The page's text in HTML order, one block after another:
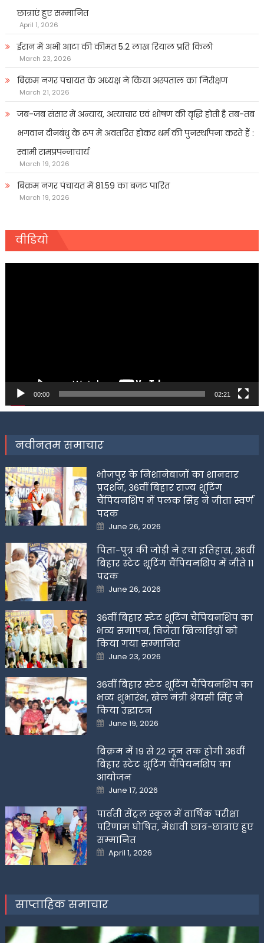
छात्राएं हुए सम्मानित
April 1, 2026
ईरान में अभी आटा की कीमत 5.2 लाख रियाल प्रति किलो
March 23, 2026
बिक्रम नगर पंचायत के अध्यक्ष ने किया अस्पताल का निरीक्षण
March 21, 2026
जब-जब संसार में अन्याय, अत्याचार एवं शोषण की वृद्धि होती है तब-तब
भगवान दीनबंधु के रूप में अवतरित होकर धर्म की पुनर्स्थापना करते हैं :
स्वामी रामप्रपन्नाचार्य
March 19, 2026
बिक्रम नगर पंचायत में 81.59 का बजट पारित
March 19, 2026
वीडियो
00:00 02:21
नवीनतम समाचार
भोजपुर के निशानेबाजों का शानदार
प्रदर्शन, 36वीं बिहार राज्य शूटिंग
चैंपियनशिप में पलक सिंह ने जीता स्वर्ण
पदक
Posted
on
June 26, 2026
पिता-पुत्र की जोड़ी ने रचा इतिहास, 36वीं
बिहार स्टेट शूटिंग चैंपियनशिप में जीते 11
पदक
Posted
on
June 26, 2026
36वीं बिहार स्टेट शूटिंग चैंपियनशिप का
भव्य समापन, विजेता खिलाडिय़ों को
किया गया सम्मानित
Posted
on
June 23, 2026
36वीं बिहार स्टेट शूटिंग चैंपियनशिप का
भव्य शुभारंभ, खेल मंत्री श्रेयसी सिंह ने
किया उद्घाटन
Posted
on
June 19, 2026
बिक्रम में 19 से 22 जून तक होगी 36वीं
बिहार स्टेट शूटिंग चैंपियनशिप का
आयोजन
Posted
on
June 17, 2026
पार्वती सेंट्रल स्कूल में वार्षिक परीक्षा
परिणाम घोषित, मेधावी छात्र-छात्राएं हुए
सम्मानित
Posted
on
April 1, 2026
साप्ताहिक समाचार